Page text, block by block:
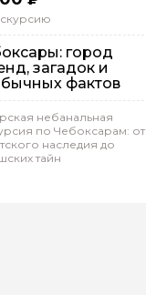
город
загадок и
фактов
небанальная
по Чебоксарам: от
наследия до
тайн
машине